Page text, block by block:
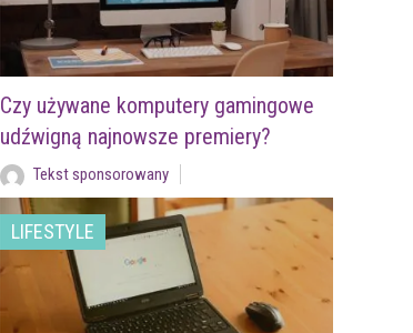
Czy używane komputery gamingowe
udźwigną najnowsze premiery?
Tekst sponsorowany
LIFESTYLE